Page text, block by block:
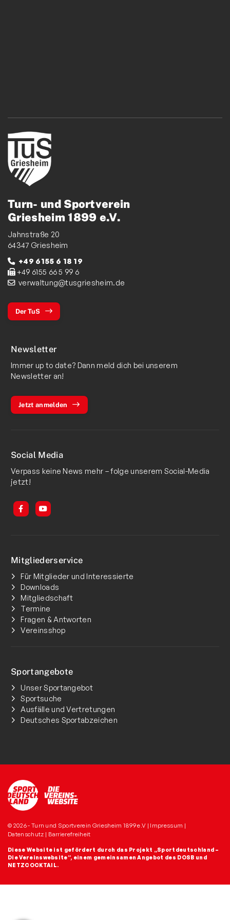
Turn- und Sportverein
Griesheim 1899 e.V.
Jahnstraße 20
64347 Griesheim
+49 6155 6 18 19
+49 6155 66 5 99 6
verwaltung@tusgriesheim.de
Der TuS
Newsletter
Immer up to date? Dann meld dich bei unserem
Newsletter an!
Jetzt anmelden
Social Media
Verpass keine News mehr – folge unserem Social-Media
jetzt!
Mitgliederservice
Für Mitglieder und Interessierte
Downloads
Mitgliedschaft
Termine
Fragen & Antworten
Vereinsshop
Sportangebote
Unser Sportangebot
Sportsuche
Ausfälle und Vertretungen
Deutsches Sportabzeichen
© 2026 - Turn und Sportverein Griesheim 1899 e.V | Impressum |
Datenschutz | Barrierefreiheit
Diese Website ist gefördert durch das Projekt „Sportdeutschland –
Die Vereinswebsite”, einem gemeinsamen Angebot des DOSB und
NETZCOCKTAIL.